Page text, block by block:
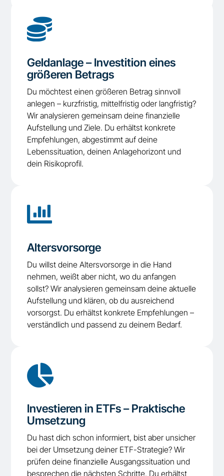

Geldanlage – Investition eines
größeren Betrags
Du möchtest einen größeren Betrag sinnvoll
anlegen – kurzfristig, mittelfristig oder langfristig?
Wir analysieren gemeinsam deine finanzielle
Aufstellung und Ziele. Du erhältst konkrete
Empfehlungen, abgestimmt auf deine
Lebenssituation, deinen Anlagehorizont und
dein Risikoprofil.

Altersvorsorge
Du willst deine Altersvorsorge in die Hand
nehmen, weißt aber nicht, wo du anfangen
sollst? Wir analysieren gemeinsam deine aktuelle
Aufstellung und klären, ob du ausreichend
vorsorgst. Du erhältst konkrete Empfehlungen –
verständlich und passend zu deinem Bedarf.

Investieren in ETFs – Praktische
Umsetzung
Du hast dich schon informiert, bist aber unsicher
bei der Umsetzung deiner ETF-Strategie? Wir
prüfen deine finanzielle Ausgangssituation und
besprechen die nächsten Schritte. Du erhältst